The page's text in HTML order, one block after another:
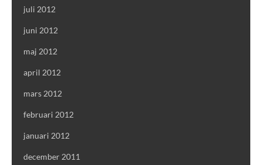
juli 2012
juni 2012
maj 2012
april 2012
mars 2012
februari 2012
januari 2012
december 2011